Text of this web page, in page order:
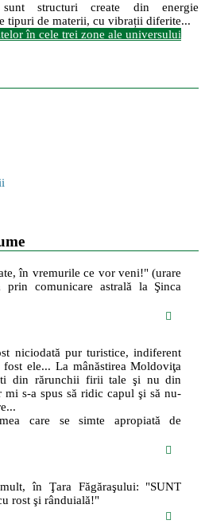
sunt structuri create din energie
tipuri de materii, cu vibrații diferite...
în cele trei zone ale universului
în vremurile ce vor veni!" (urare
prin comunicare astrală la Şinca
niciodată pur turistice, indiferent
ele... La mânăstirea Moldoviţa
din rărunchii firii tale şi nu din
s-a spus să ridic capul şi să nu-
care se simte apropiată de
în Ţara Făgăraşului: "SUNT
rost şi rânduială!"